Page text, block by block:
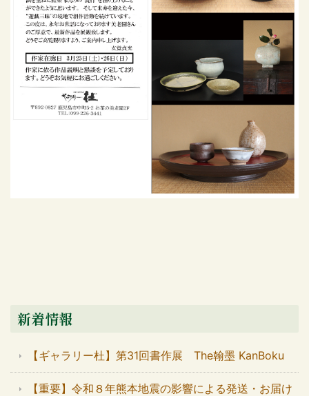
新着情報
【ギャラリー杜】第31回書作展 The翰墨 KanBoku
【重要】令和８年熊本地震の影響による発送・お届け